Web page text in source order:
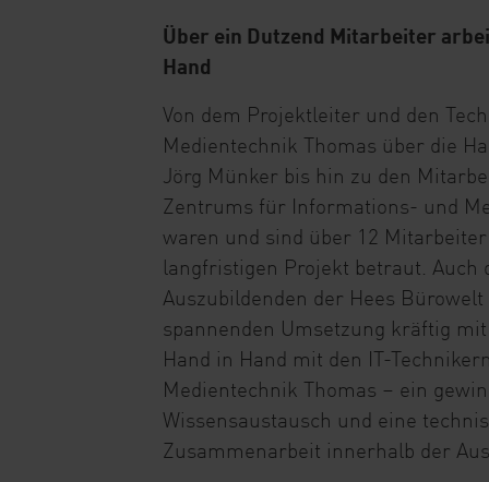
Über ein Dutzend Mitarbeiter
Hand
Von dem Projektleiter und den
Medientechnik Thomas über die
Jörg Münker bis hin zu den
Zentrums für Informations- und
waren und sind über 12
langfristigen Projekt betraut. Auch
Auszubildenden der Hees
spannenden Umsetzung kräftig
Hand in Hand mit den IT-
Medientechnik Thomas – ein
Wissensaustausch und eine
Zusammenarbeit innerhalb der